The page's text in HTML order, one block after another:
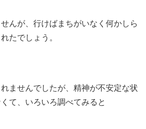
んが、行けばまちがいなく何かしら
たでしょう。
ませんでしたが、精神が不安定な状
て、いろいろ調べてみると